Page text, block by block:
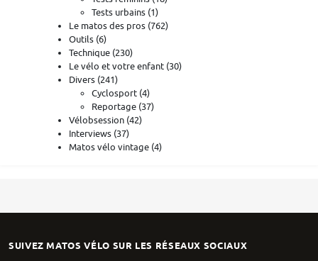
Tests urbains (1)
Le matos des pros (762)
Outils (6)
Technique (230)
Le vélo et votre enfant (30)
Divers (241)
Cyclosport (4)
Reportage (37)
Vélobsession (42)
Interviews (37)
Matos vélo vintage (4)
SUIVEZ MATOS VÉLO SUR LES RÉSEAUX SOCIAUX